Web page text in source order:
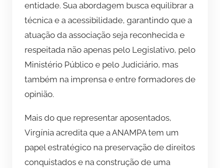
entidade. Sua abordagem busca equilibrar a
técnica e a acessibilidade, garantindo que a
atuação da associação seja reconhecida e
respeitada não apenas pelo Legislativo, pelo
Ministério Público e pelo Judiciário, mas
também na imprensa e entre formadores de
opinião.
Mais do que representar aposentados,
Virgínia acredita que a ANAMPA tem um
papel estratégico na preservação de direitos
conquistados e na construção de uma